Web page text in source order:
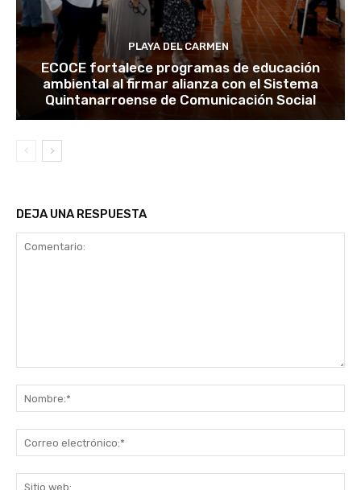
PLAYA DEL CARMEN
ECOCE fortalece programas de educación
ambiental al firmar alianza con el Sistema
Quintanarroense de Comunicación Social
DEJA UNA RESPUESTA